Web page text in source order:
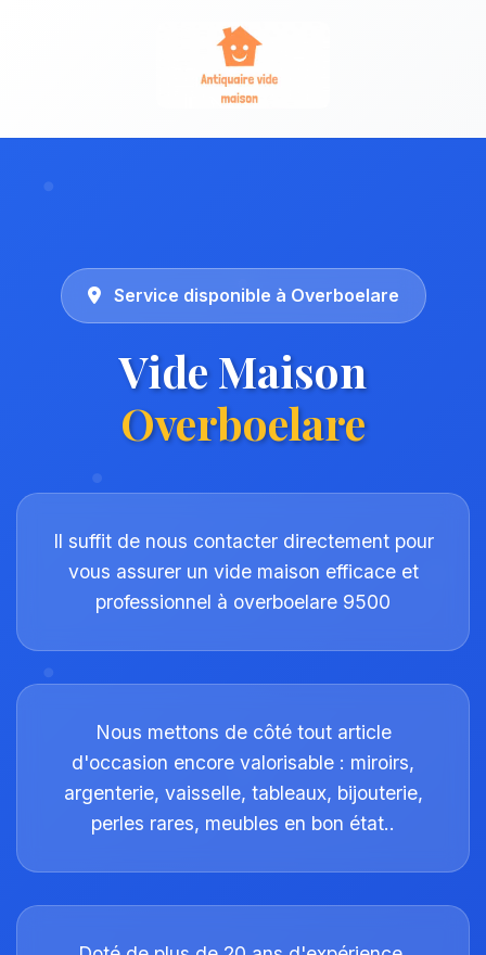
Service disponible à Overboelare
Vide Maison
Overboelare
Il suffit de nous contacter directement pour
vous assurer un vide maison efficace et
professionnel à overboelare 9500
Nous mettons de côté tout article
d'occasion encore valorisable : miroirs,
argenterie, vaisselle, tableaux, bijouterie,
perles rares, meubles en bon état..